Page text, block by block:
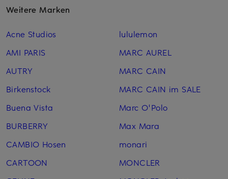
Weitere Marken
Acne Studios
AMI PARIS
AUTRY
Birkenstock
Buena Vista
BURBERRY
CAMBIO Hosen
CARTOON
lululemon
MARC AUREL
MARC CAIN
MARC CAIN im SALE
Marc O'Polo
Max Mara
monari
MONCLER